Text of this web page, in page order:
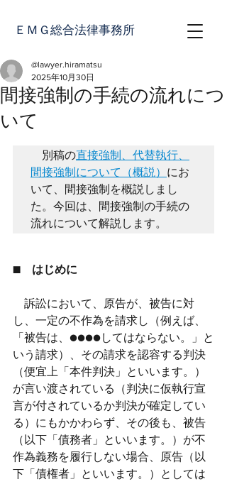
ＥＭＧ総合法律事務所
間接強制の手続の流れにつ
いて
@lawyer.hiramatsu
2025年10月30日
別稿の直接強制、代替執行、
間接強制について（概説） にお
いて、間接強制を概説しまし
た。今回は、間接強制の手続の
流れについて解説します。
■　はじめに
訴訟において、原告が、被告に対
し、一定の不作為を請求し（例えば、
「被告は、●●●●してはならない。」と
いう請求）、その請求を認容する判決
（便宜上「本件判決」といいます。）
が言い渡されている（判決に仮執行宣
言が付されているか判決が確定してい
る）にもかかわらず、その後も、被告
（以下「債務者」といいます。）が不
作為義務を履行しない場合、原告（以
下「債権者」といいます。）としては